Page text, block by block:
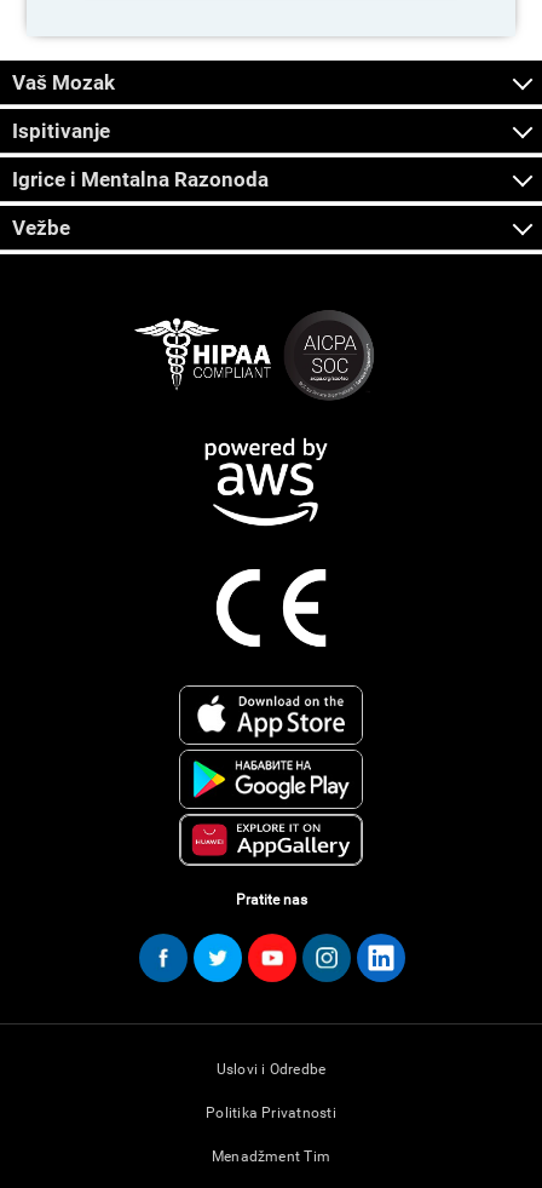
Vaš Mozak
Ispitivanje
Igrice i Mentalna Razonoda
Vežbe
Pratite nas
Uslovi i Odredbe
Politika Privatnosti
Menadžment Tim